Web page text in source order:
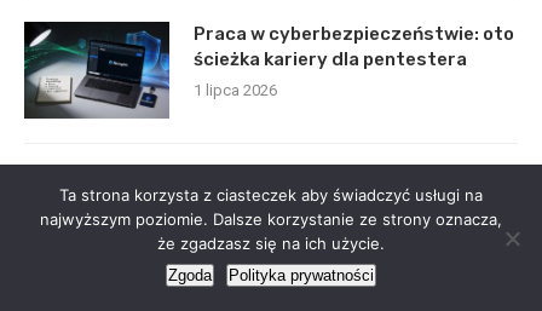
Praca w cyberbezpieczeństwie: oto
ścieżka kariery dla pentestera
1 lipca 2026
obecnym ojcem i skutecznym
liderem
1 lipca 2026
Ta strona korzysta z ciasteczek aby świadczyć usługi na
najwyższym poziomie. Dalsze korzystanie ze strony oznacza,
że zgadzasz się na ich użycie.
Zgoda Polityka prywatności